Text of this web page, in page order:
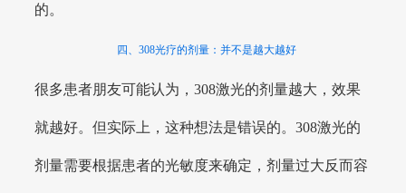
的。
四、308光疗的剂量：并不是越大越好
很多患者朋友可能认为，308激光的剂量越大，效果
就越好。但实际上，这种想法是错误的。308激光的
剂量需要根据患者的光敏度来确定，剂量过大反而容